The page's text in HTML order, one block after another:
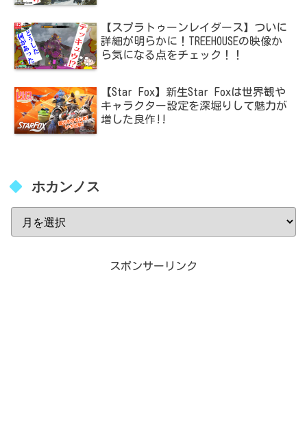
【スプラトゥーンレイダース】ついに
詳細が明らかに！TREEHOUSEの映像か
ら気になる点をチェック！！
【Star Fox】新生Star Foxは世界観や
キャラクター設定を深堀りして魅力が
増した良作!!
ホカンノス
スポンサーリンク